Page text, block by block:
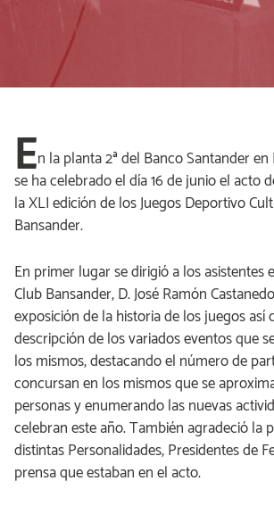
En la planta 2ª del Banco Santander en
se ha celebrado el día 16 de junio el acto
la XLI edición de los Juegos Deportivo
Bansander.
En primer lugar se dirigió a los asistentes
Club Bansander, D. José Ramón
exposición de la historia de los juegos así
descripción de los variados eventos que
los mismos, destacando el número de
concursan en los mismos que se
personas y enumerando las nuevas
celebran este año. También agradeció la
distintas Personalidades, Presidentes de
prensa que estaban en el acto.